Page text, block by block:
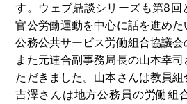
す。ウェブ鼎談シリーズも第8回
官公労働運動を中心に話を進め
公務公共サービス労働組合協議会
また元連合副事務局長の山本幸
ただきました。山本さんは教員組
吉澤さんは地方公務員の労働組